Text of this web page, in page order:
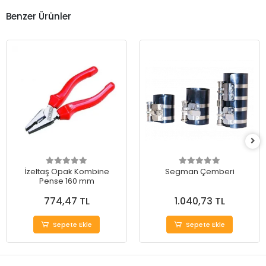
Benzer Ürünler
İzeltaş Opak Kombine
Pense 160 mm
774,47 TL
Sepete Ekle
Segman Çemberi
1.040,73 TL
Sepete Ekle